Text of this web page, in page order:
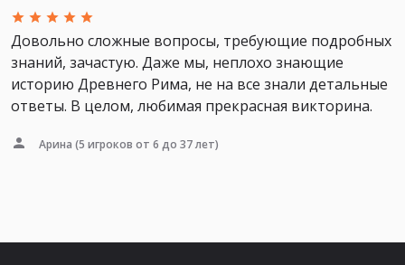
Довольно сложные вопросы, требующие подробных
знаний, зачастую. Даже мы, неплохо знающие
историю Древнего Рима, не на все знали детальные
ответы. В целом, любимая прекрасная викторина.
Арина (5 игроков от 6 до 37 лет)